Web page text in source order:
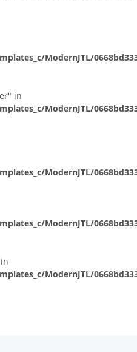
ModernJTL/
in
ModernJTL/
ModernJTL/
ModernJTL/
ModernJTL/